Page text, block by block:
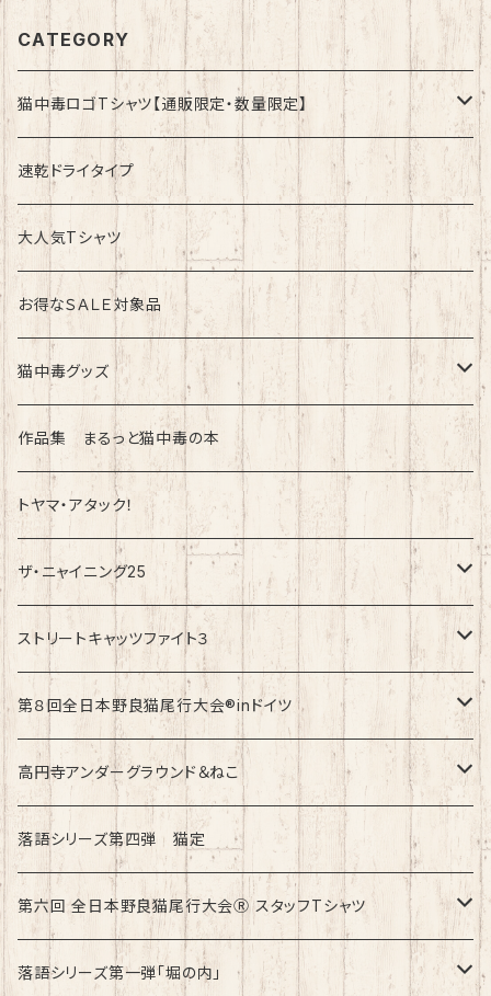
CATEGORY
猫中毒ロゴTシャツ【通販限定・数量限定】
速乾ドライタイプ
綿100%ノーマルタイプ
速乾ドライタイプ
大人気Tシャツ
お得なＳＡＬＥ対象品
猫中毒グッズ
ラバーバンド（ブレスレット・リストバンド）
作品集 まるっと猫中毒の本
トヤマ・アタック！
ザ・ニャイニング25
速乾ドライタイプ
綿100%ノーマルタイプ
ストリートキャッツファイト３
速乾ドライタイプ
綿100%ノーマルタイプ
第８回全日本野良猫尾行大会®︎inドイツ
第8回全日本野良猫尾行大会®︎inドイツ Light
第8回全日本野良猫尾行大会®︎inドイツ Dark
高円寺アンダーグラウンド＆ねこ
綿100%ノーマルタイプ
落語シリーズ第四弾 猫定
第六回 全日本野良猫尾行大会Ⓡ スタッフTシャツ
速乾ドライタイプ
落語シリーズ第一弾「堀の内」